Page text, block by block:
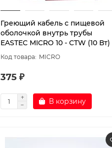
Греющий кабель c пищевой
оболочкой внутрь трубы
EASTEC MICRO 10 - CTW (10 Вт)
MICRO
375 ₽
В корзину